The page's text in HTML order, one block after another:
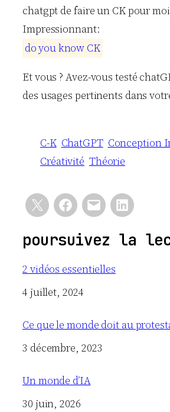
chatgpt de faire un CK pour
Impressionnant:
doyouknow CK
Et vous ? Avez-vous testé
des usages pertinents dans
C-K ChatGPT Conception
Créativité Théorie
poursuivez la
2 vidéos essentielles
Date
4 juillet, 2024
Ce que le monde doit au
Date
3 décembre, 2023
Un monde d’IA
Date
30 juin, 2026